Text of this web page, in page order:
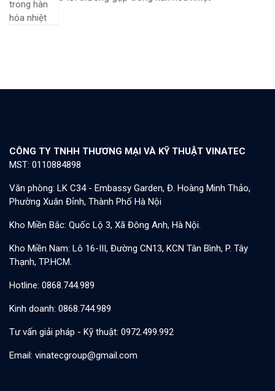
CÔNG TY TNHH THƯƠNG MẠI VÀ KỸ THUẬT VINATEC
MST: 0110884898
Văn phòng: LK C34 - Embassy Garden, Đ. Hoàng Minh Thảo,
Phường Xuân Đỉnh, Thành Phố Hà Nội
Kho Miền Bắc: Quốc Lộ 3, Xã Đông Anh, Hà Nội.
Kho Miền Nam: Lô 16-III, Đường CN13, KCN Tân Bình, P. Tây
Thạnh, TP.HCM.
Hotline: 0868.744.989
Kinh doanh: 0868.744.989
Tư vấn giải pháp - Kỹ thuật: 0972.499.992
Email: vinatecgroup@gmail.com